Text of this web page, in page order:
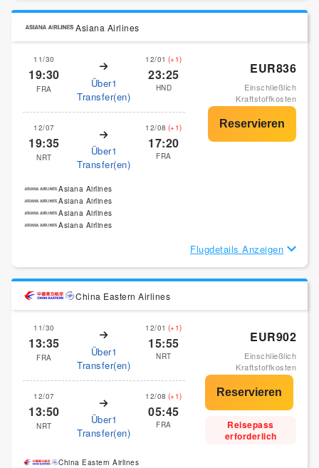
Asiana Airlines
11/30
19:30
FRA
Über1
Transfer(en)
12/01 (+1)
23:25
HND
12/07
19:35
NRT
Über1
Transfer(en)
12/08 (+1)
17:20
FRA
EUR836
Einschließlich
Kraftstoffkosten
Asiana Airlines
Asiana Airlines
Asiana Airlines
Asiana Airlines
Flugdetails Anzeigen
China Eastern Airlines
11/30
13:35
FRA
Über1
Transfer(en)
12/01 (+1)
15:55
NRT
12/07
13:50
NRT
Über1
Transfer(en)
12/08 (+1)
05:45
FRA
EUR902
Einschließlich
Kraftstoffkosten
Reisepass
erforderlich
China Eastern Airlines